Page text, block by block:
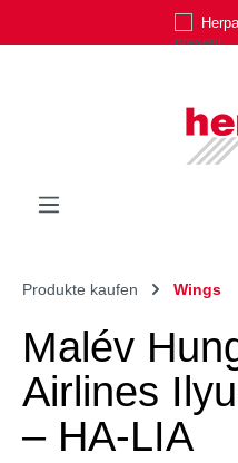
Zum Hauptinhalt springen
Produkte kaufen Wings
Malév
Airlines
– HA-LIA